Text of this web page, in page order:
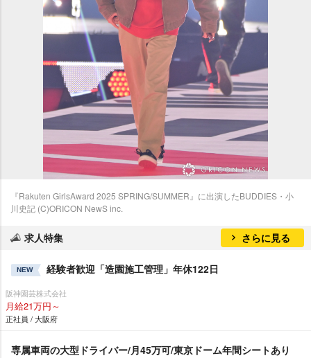
『Rakuten GirlsAward 2025 SPRING/SUMMER』に出演したBUDDIES・小
川史記 (C)ORICON NewS inc.
求人特集 さらに見る
NEW 経験者歓迎「造園施工管理」年休122日
阪神園芸株式会社
月給21万円～
正社員 / 大阪府
専属車両の大型ドライバー/月45万可/東京ドーム年間シートあり